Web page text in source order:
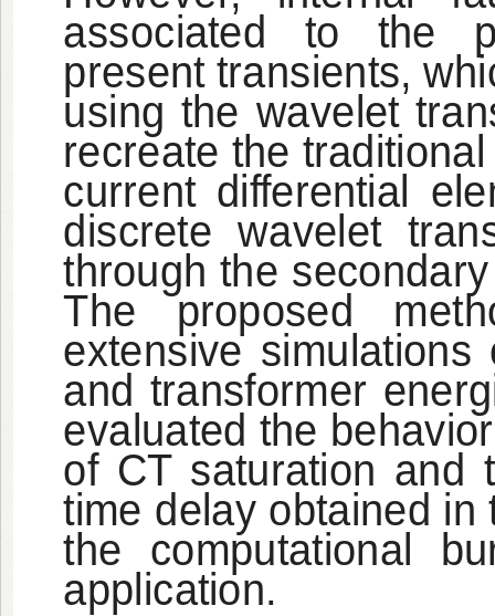
associated to the
present transients,
using the wavelet
recreate the
current differential
discrete wavelet
through the
The proposed
extensive
and transformer
evaluated the
of CT saturation and
time delay obtained
the computational
application.